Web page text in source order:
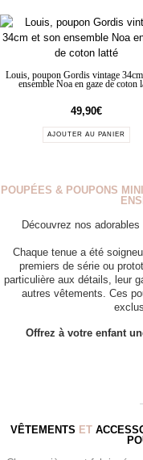
Louis, poupon Gordis vintage
ensemble Noa en gaze de coton
49,90€
AJOUTER AU PANIER
POUPÉES & POUPONS
Découvrez nos
Chaque tenue a été
premiers de série ou
particulière aux détails, leur
autres vêtements. Ces
Offrez à votre enfant
VÊTEMENTS ET